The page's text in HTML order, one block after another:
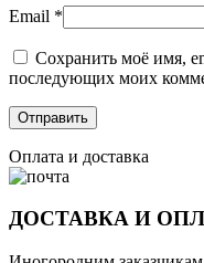
Email *
Сохранить моё имя,
последующих моих
Оплата и доставка
ДОСТАВКА И